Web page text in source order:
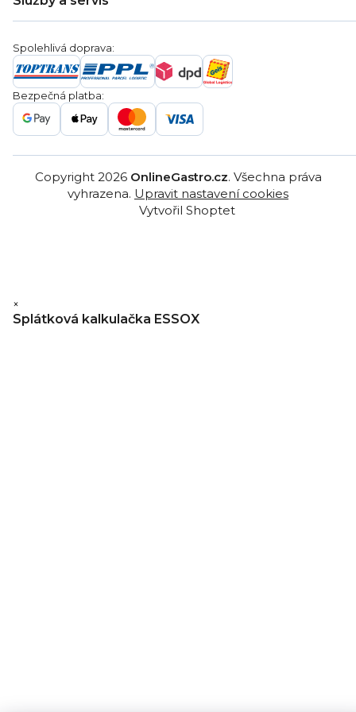
Věrnostní program
Blog
Ochrana osobních údajů
Reklamační řády
Servis a reklamace
Poptávka
Gastro projekty
Značky
Gastro velkoobchod
Spolehlivá doprava:
Bezpečná platba:
Vytvořil Shoptet
Copyright 2026 OnlineGastro.cz. Všechna práva
vyhrazena. Upravit nastavení cookies
×
Splátková kalkulačka ESSOX